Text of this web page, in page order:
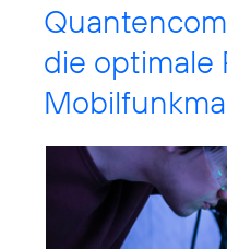
die optimale